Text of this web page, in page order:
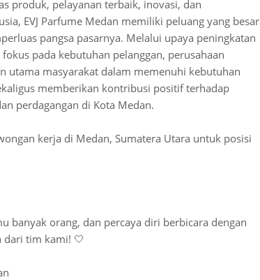
produk, pelayanan terbaik, inovasi, dan
EVJ Parfume Medan memiliki peluang yang besar
pangsa pasarnya. Melalui upaya peningkatan
pada kebutuhan pelanggan, perusahaan
utama masyarakat dalam memenuhi kebutuhan
memberikan kontribusi positif terhadap
perdagangan di Kota Medan.
kerja di Medan, Sumatera Utara untuk posisi
banyak orang, dan percaya diri berbicara dengan
dari tim kami! 🤍